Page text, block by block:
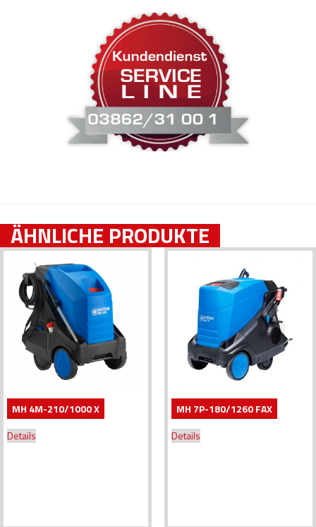
ÄHNLICHE PRODUKTE
MH 4M-210/1000 X
Details
MH 7P-180/1260 FAX
Details